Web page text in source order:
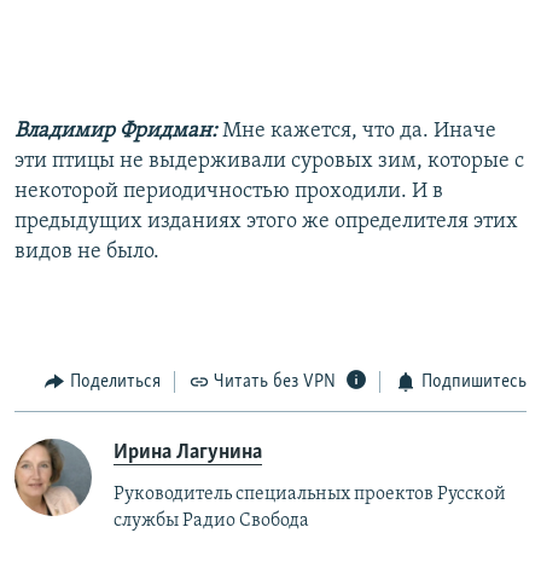
Владимир Фридман:Мне кажется, что да. Иначе
эти птицы не выдерживали суровых зим, которые с
некоторой периодичностью проходили. И в
предыдущих изданиях этого же определителя этих
видов не было.
Поделиться Читать без VPN Подпишитесь
Ирина Лагунина
Руководитель специальных проектов Русской
службы Радио Свобода